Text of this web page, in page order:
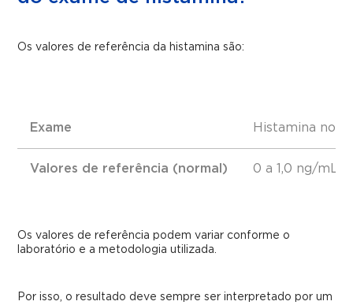
Os valores de referência da histamina são:
Exame
Valores de referência (normal)
Histamina no
0 a 1,0 ng/mL
Os valores de referência podem variar conforme o
laboratório e a metodologia utilizada.
Por isso, o resultado deve sempre ser interpretado por um